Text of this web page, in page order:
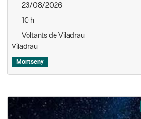
23/08/2026
10 h
Voltants de Viladrau
Viladrau
Montseny